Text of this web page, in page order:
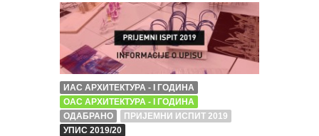
ИАС АРХИТЕКТУРА - I ГОДИНА
ОАС АРХИТЕКТУРА - I ГОДИНА
ОДАБРАНО
ПРИЈЕМНИ ИСПИТ 2019
УПИС 2019/20